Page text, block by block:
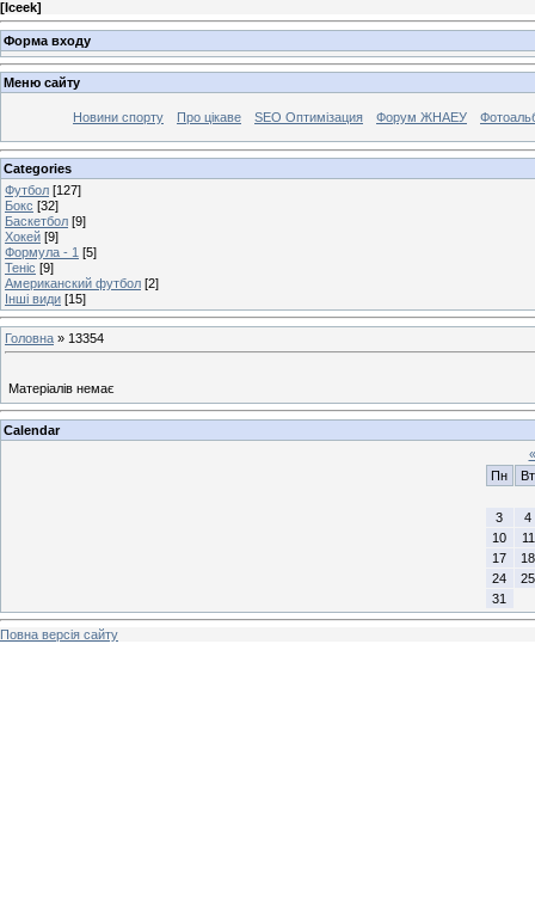
[Iceek]
Форма входу
Меню сайту
Новини спорту Про цікаве SEO Оптимізация Форум ЖНАЕУ
Categories
Футбол [127]
Бокс [32]
Баскетбол [9]
Хокей [9]
Формула - 1 [5]
Теніс [9]
Американский футбол [2]
Інші види [15]
Головна » 13354
Матеріалів немає
Calendar
«
Пн
Вт
3
4
10
11
17
18
24
25
31
Повна версія сайту